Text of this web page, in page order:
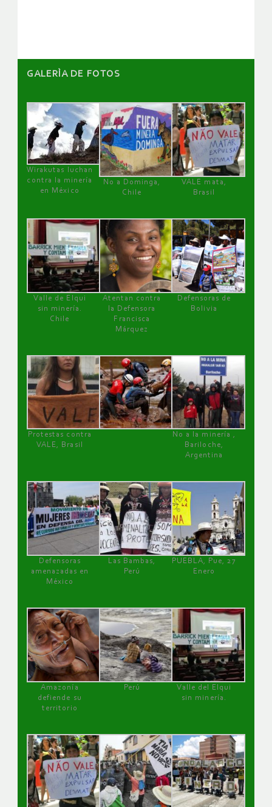
GALERÌA DE FOTOS
Wirakutas luchan
contra la minería
en México
No a Dominga,
Chile
VALE mata,
Brasil
Valle de Elqui
sin minería.
Chile
Atentan contra
la Defensora
Francisca
Márquez
Defensoras de
Bolivia
Protestas contra
VALE, Brasil
No a la minería ,
Bariloche,
Argentina
Defensoras
amenazadas en
México
Las Bambas,
Perú
PUEBLA, Pue, 27
Enero
Amazonía
defiende su
territorio
Perú
Valle del Elqui
sin minería.